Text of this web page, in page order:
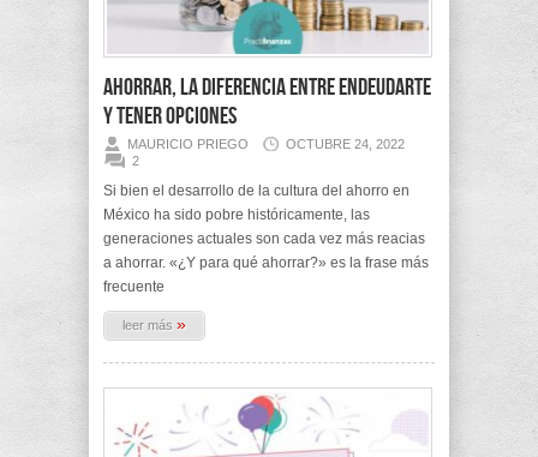
Ahorrar, la diferencia entre endeudarte
y tener opciones
MAURICIO PRIEGO
OCTUBRE 24, 2022
2
Si bien el desarrollo de la cultura del ahorro en
México ha sido pobre históricamente, las
generaciones actuales son cada vez más reacias
a ahorrar. «¿Y para qué ahorrar?» es la frase más
frecuente
leer más »